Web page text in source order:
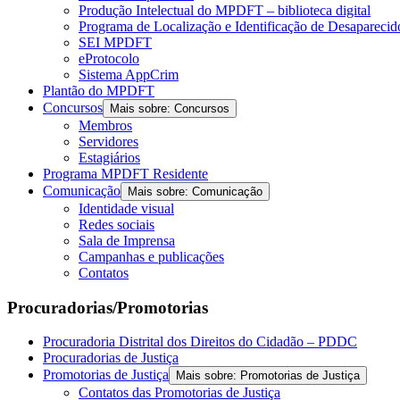
Produção Intelectual do MPDFT – biblioteca digital
Programa de Localização e Identificação de
SEI MPDFT
eProtocolo
Sistema AppCrim
Plantão do MPDFT
Concursos
Mais sobre: Concursos
Membros
Servidores
Estagiários
Programa MPDFT Residente
Comunicação
Mais sobre: Comunicação
Identidade visual
Redes sociais
Sala de Imprensa
Campanhas e publicações
Contatos
Procuradorias/Promotorias
Procuradoria Distrital dos Direitos do Cidadão – PDDC
Procuradorias de Justiça
Promotorias de Justiça
Mais sobre: Promotorias de Justiça
Contatos das Promotorias de Justiça